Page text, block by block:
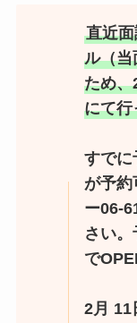
直近
ル（当
ため、
にて行
すでに
が予約
ー06-
さい
で
2月 11